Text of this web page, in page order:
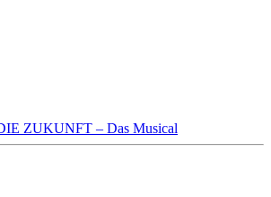
ZUKUNFT – Das Musical